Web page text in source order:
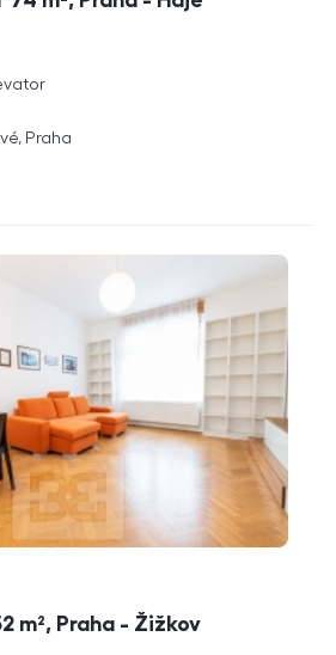
Praha
m², Praha - Žižkov